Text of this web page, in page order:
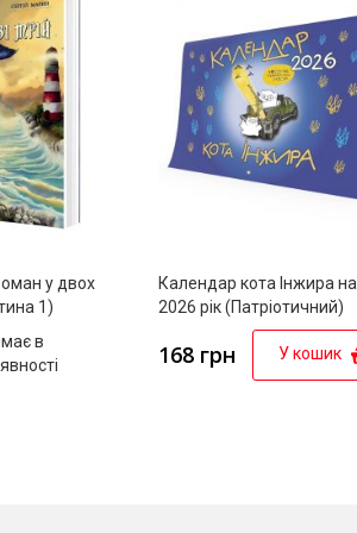
у двох
1)
в
Календар кота Інжира на
2026 рік (Патріотичний)
168 грн У кошик